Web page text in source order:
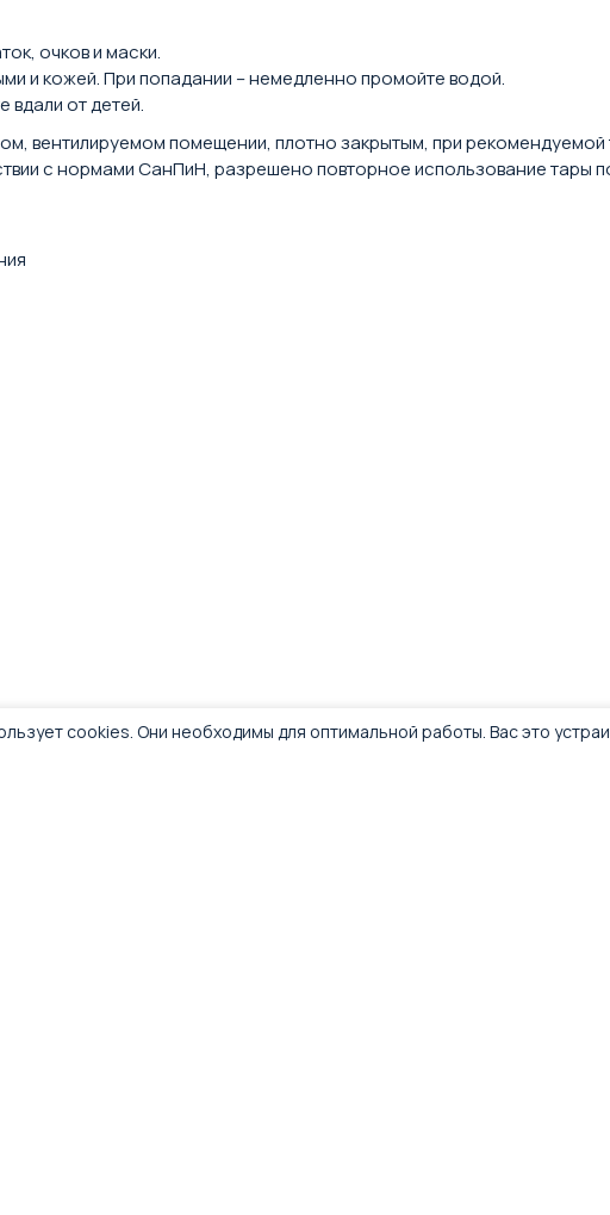
очков и маски.
и кожей. При попадании – немедленно промойте водой.
вдали от детей.
вентилируемом помещении, плотно закрытым, при
с нормами СанПиН, разрешено повторное использование тары
cookies. Они необходимы для оптимальной работы. Вас это